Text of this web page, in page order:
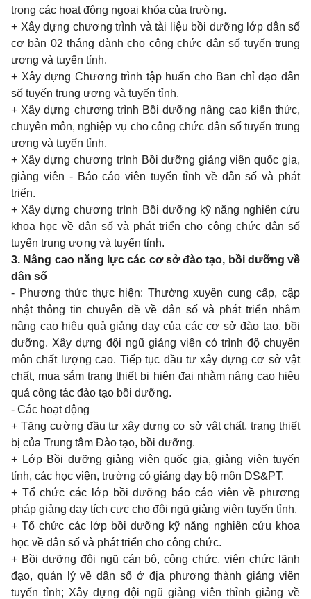
trong các hoạt động ngoại khóa của trường.
+ Xây dựng chương trình và tài liệu bồi dưỡng lớp dân số
cơ bản 02 tháng dành cho công chức dân số tuyến trung
ương và tuyến tỉnh.
+ Xây dựng Chương trình tập huấn cho Ban chỉ đạo dân
số tuyến trung ương và tuyến tỉnh.
+ Xây dựng chương trình Bồi dưỡng nâng cao kiến thức,
chuyên môn, nghiệp vụ cho công chức dân số tuyến trung
ương và tuyến tỉnh.
+ Xây dựng chương trình Bồi dưỡng giảng viên quốc gia,
giảng viên - Báo cáo viên tuyến tỉnh về dân số và phát
triển.
+ Xây dựng chương trình Bồi dưỡng kỹ năng nghiên cứu
khoa học về dân số và phát triển cho công chức dân số
tuyến trung ương và tuyến tỉnh.
3. Nâng cao năng lực các cơ sở đào tạo, bồi dưỡng về
dân số
- Phương thức thực hiện: Thường xuyên cung cấp, cập
nhật thông tin chuyên đề về dân số và phát triển nhằm
nâng cao hiệu quả giảng dạy của các cơ sở đào tạo, bồi
dưỡng. Xây dựng đội ngũ giảng viên có trình độ chuyên
môn chất lượng cao. Tiếp tục đầu tư xây dựng cơ sở vật
chất, mua sắm trang thiết bị hiện đại nhằm nâng cao hiệu
quả công tác đào tạo bồi dưỡng.
- Các hoạt động
+ Tăng cường đầu tư xây dựng cơ sở vật chất, trang thiết
bị của Trung tâm Đào tạo, bồi dưỡng.
+ Lớp Bồi dưỡng giảng viên quốc gia, giảng viên tuyến
tỉnh, các học viện, trường có giảng dạy bộ môn DS&PT.
+ Tổ chức các lớp bồi dưỡng báo cáo viên về phương
pháp giảng dạy tích cực cho đội ngũ giảng viên tuyến tỉnh.
+ Tổ chức các lớp bồi dưỡng kỹ năng nghiên cứu khoa
học về dân số và phát triển cho công chức.
+ Bồi dưỡng đội ngũ cán bộ, công chức, viên chức lãnh
đạo, quản lý về dân số ở địa phương thành giảng viên
tuyến tỉnh; Xây dựng đội ngũ giảng viên thỉnh giảng về